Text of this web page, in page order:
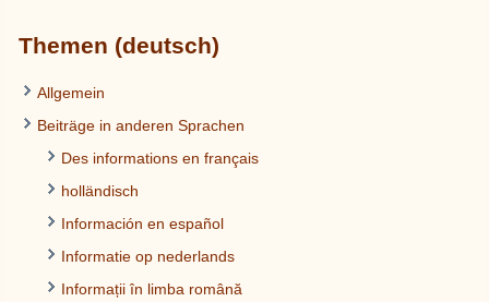
Themen (deutsch)
Allgemein
Beiträge in anderen Sprachen
Des informations en français
holländisch
Información en español
Informatie op nederlands
Informații în limba română